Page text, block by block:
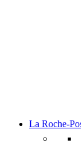
La Roche-